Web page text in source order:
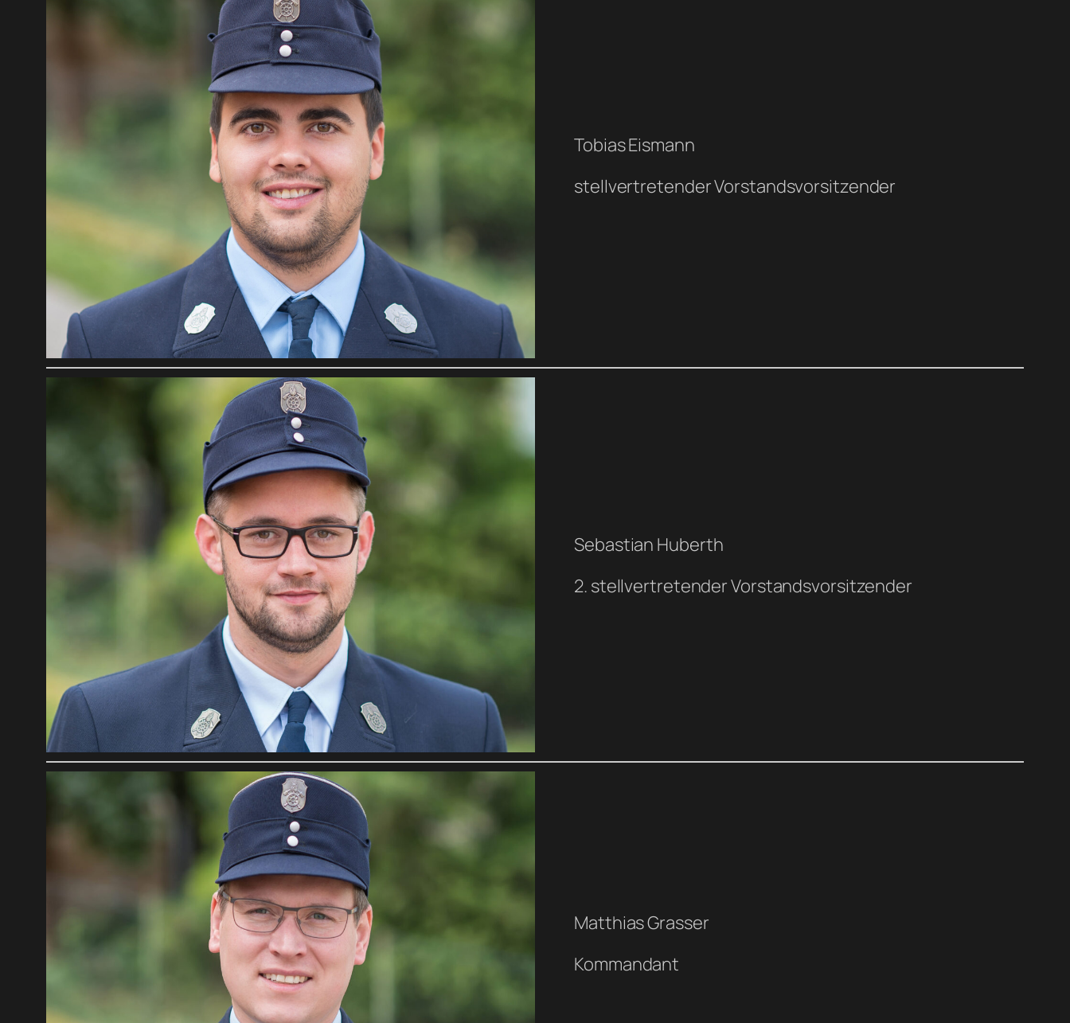
Tobias Eismann
stellvertretender Vorstandsvorsitzender
Sebastian Huberth
2. stellvertretender Vorstandsvorsitzender
Matthias Grasser
Kommandant